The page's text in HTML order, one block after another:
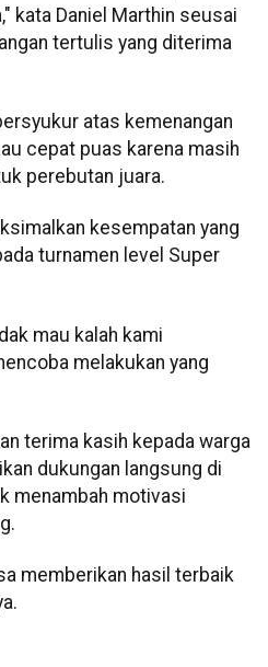
kata Daniel Marthin seusai
tertulis yang diterima
atas kemenangan
cepat puas karena masih
perebutan juara.
kesempatan yang
turnamen level Super
mau kalah kami
melakukan yang
terima kasih kepada warga
dukungan langsung di
menambah motivasi
memberikan hasil terbaik